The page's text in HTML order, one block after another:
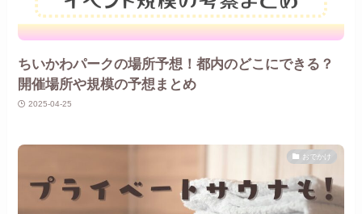
ちいかわパークの場所予想！都内のどこにできる？
開催場所や規模の予想まとめ
2025-04-25
おでかけ